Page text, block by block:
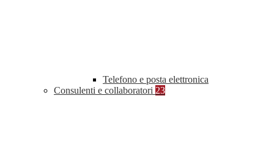
Telefono e posta elettronica
Consulenti e collaboratori 23